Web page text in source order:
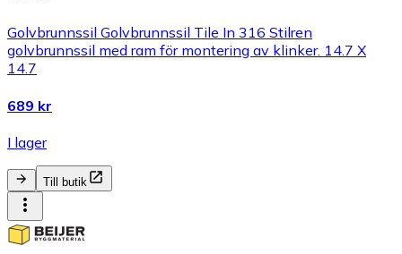
Golvbrunnssil Golvbrunnssil Tile In 316 Stilren
golvbrunnssil med ram för montering av klinker. 14.7 X
14.7
689 kr
I lager
Till butik